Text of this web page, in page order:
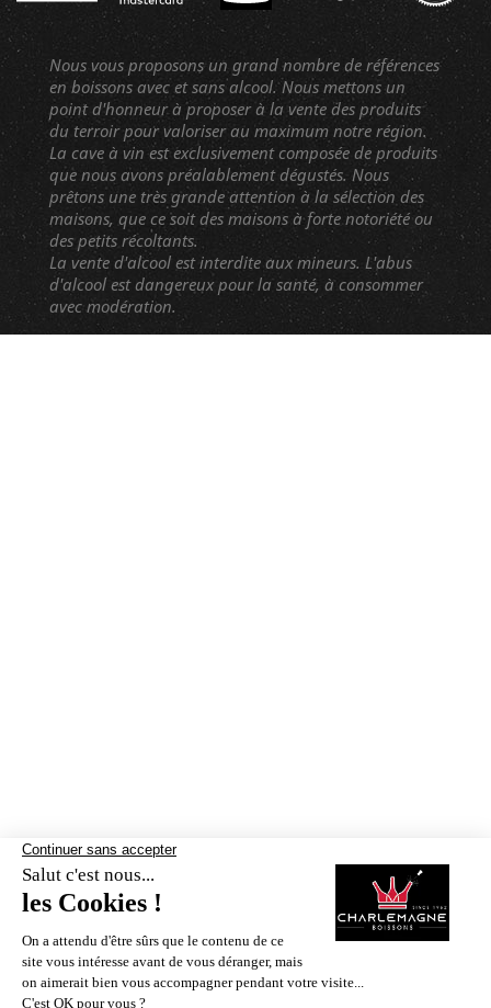
Nous vous proposons un grand nombre de références
en boissons avec et sans alcool. Nous mettons un
point d'honneur à proposer à la vente des produits
du terroir pour valoriser au maximum notre région.
La cave à vin est exclusivement composée de produits
que nous avons préalablement dégustés. Nous
prêtons une très grande attention à la sélection des
maisons, que ce soit des maisons à forte notoriété ou
des petits récoltants.
La vente d'alcool est interdite aux mineurs. L'abus
d'alcool est dangereux pour la santé, à consommer
avec modération.